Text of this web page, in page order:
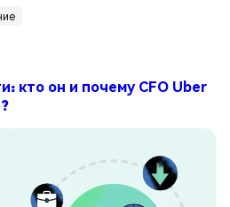
кто он и почему CFO Uber